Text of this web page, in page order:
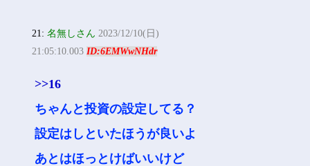
21:名無しさん 2023/12/10(日)
21:05:10.003ID:6EMWwNHdr
>>16
ちゃんと投資の設定してる？
設定はしといたほうが良いよ
あとはほっとけばいいけど